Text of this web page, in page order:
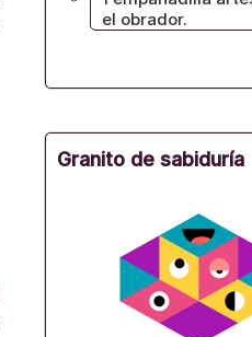
el obrador.
Granito de sabiduría